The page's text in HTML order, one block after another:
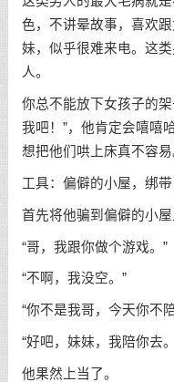
色，不讲晕故事，喜欢
妹，似乎很难来电。这
人。
你总不能放下女孩子的
我吧！”，他肯定会嘻嘻
想把他们哄上床真不容易
工具：偏僻的小屋，绑带
首先将他骗到偏僻的小
“哥，我跟你做个游戏。”
“不啊，我没空。”
“你不是我哥，今天你不
“好吧，妹妹，我陪你去
他果然上当了。